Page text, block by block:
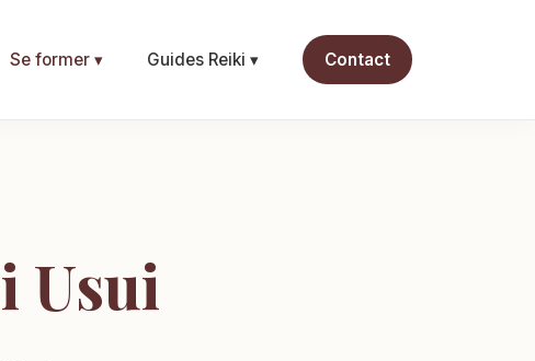
Se former ▾ Guides Reiki ▾ Contact
Usui